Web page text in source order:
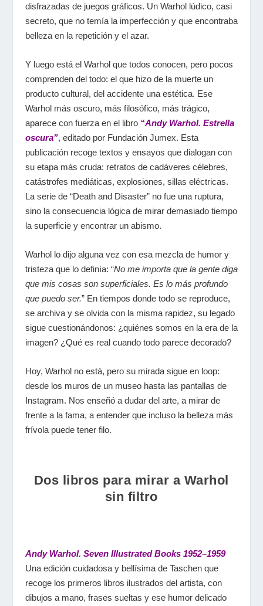
disfrazadas de juegos gráficos. Un Warhol lúdico, casi
secreto, que no temía la imperfección y que encontraba
belleza en la repetición y el azar.
Y luego está el Warhol que todos conocen, pero pocos
comprenden del todo: el que hizo de la muerte un
producto cultural, del accidente una estética. Ese
Warhol más oscuro, más filosófico, más trágico,
aparece con fuerza en el libro “Andy Warhol. Estrella
oscura”, editado por Fundación Jumex. Esta
publicación recoge textos y ensayos que dialogan con
su etapa más cruda: retratos de cadáveres célebres,
catástrofes mediáticas, explosiones, sillas eléctricas.
La serie de “Death and Disaster” no fue una ruptura,
sino la consecuencia lógica de mirar demasiado tiempo
la superficie y encontrar un abismo.
Warhol lo dijo alguna vez con esa mezcla de humor y
tristeza que lo definía: “No me importa que la gente diga
que mis cosas son superficiales. Es lo más profundo
que puedo ser.”En tiempos donde todo se reproduce,
se archiva y se olvida con la misma rapidez, su legado
sigue cuestionándonos: ¿quiénes somos en la era de la
imagen? ¿Qué es real cuando todo parece decorado?
Hoy, Warhol no está, pero su mirada sigue en loop:
desde los muros de un museo hasta las pantallas de
Instagram. Nos enseñó a dudar del arte, a mirar de
frente a la fama, a entender que incluso la belleza más
frívola puede tener filo.
Dos libros para mirar a Warhol
sin filtro
Andy Warhol. Seven Illustrated Books 1952–1959
Una edición cuidadosa y bellísima de Taschen que
recoge los primeros libros ilustrados del artista, con
dibujos a mano, frases sueltas y ese humor delicado